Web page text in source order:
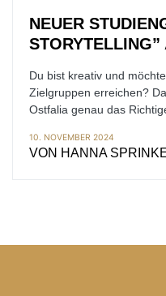
NEUER
Du bist kreativ und
Zielgruppen erreichen?
Ostfalia genau das
10. NOVEMBER 2024
VON HANNA